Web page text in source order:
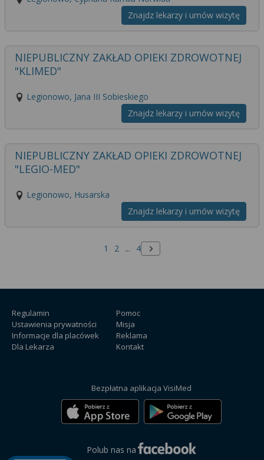
Znajdz lekarzy i umów wizytę
NIEPUBLICZNY ZAKŁAD OPIEKI ZDROWOTNEJ
"KLIMED"
Legionowo, Jana III Sobieskiego
Znajdz lekarzy i umów wizytę
NIEPUBLICZNY ZAKŁAD OPIEKI ZDROWOTNEJ
"LEGIO-MED"
Legionowo, Husarska
Znajdz lekarzy i umów wizytę
1 2 ... 4 Następna strona
Regulamin
Ustawienia prywatności
Informacje dla placówek
Dla Lekarza
Pomoc
Misja
Reklama
Kontakt
Bezpłatna aplikacja VisiMed
Polub nas na